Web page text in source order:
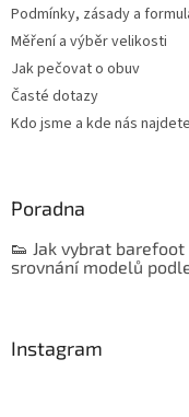
Podmínky, zásady a
Měření a výběr velikosti
Jak pečovat o obuv
Časté dotazy
Kdo jsme a kde nás najdete
Poradna
👟 Jak vybrat
srovnání modelů
Instagram